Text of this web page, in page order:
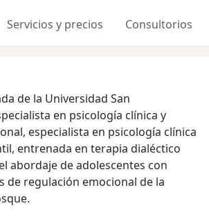
Servicios y precios Consultorios
de la Universidad San
en psicología clínica y
especialista en psicología clínica
entrenada en terapia dialéctico
abordaje de adolescentes con
de regulación emocional de la